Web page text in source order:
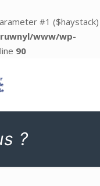
#1 ($haystack)
www/wp-
90
?